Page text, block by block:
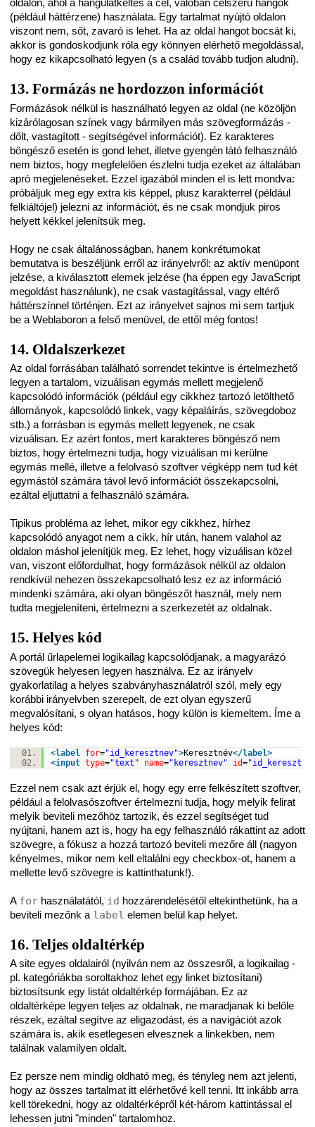
oldalon, ahol a hangulatkeltés a cél, valóban célszerű hangok
(például háttérzene) használata. Egy tartalmat nyújtó oldalon
viszont nem, sőt, zavaró is lehet. Ha az oldal hangot bocsát ki,
akkor is gondoskodjunk róla egy könnyen elérhető megoldással,
hogy ez kikapcsolható legyen (s a család tovább tudjon aludni).
13. Formázás ne hordozzon információt
Formázások nélkül is használható legyen az oldal (ne közöljön
kizárólagosan színek vagy bármilyen más szövegformázás -
dőlt, vastagított - segítségével információt). Ez karakteres
böngésző esetén is gond lehet, illetve gyengén látó felhasználó
nem biztos, hogy megfelelően észlelni tudja ezeket az általában
apró megjelenéseket. Ezzel igazából minden el is lett mondva:
próbáljuk meg egy extra kis képpel, plusz karakterrel (például
felkiáltójel) jelezni az információt, és ne csak mondjuk piros
helyett kékkel jelenítsük meg.
Hogy ne csak általánosságban, hanem konkrétumokat
bemutatva is beszéljünk erről az irányelvről: az aktív menüpont
jelzése, a kiválasztott elemek jelzése (ha éppen egy JavaScript
megoldást használunk), ne csak vastagítással, vagy eltérő
háttérszínnel történjen. Ezt az irányelvet sajnos mi sem tartjuk
be a Weblaboron a felső menüvel, de ettől még fontos!
14. Oldalszerkezet
Az oldal forrásában található sorrendet tekintve is értelmezhető
legyen a tartalom, vizuálisan egymás mellett megjelenő
kapcsolódó információk (például egy cikkhez tartozó letölthető
állományok, kapcsolódó linkek, vagy képaláírás, szövegdoboz
stb.) a forrásban is egymás mellett legyenek, ne csak
vizuálisan. Ez azért fontos, mert karakteres böngésző nem
biztos, hogy értelmezni tudja, hogy vizuálisan mi kerülne
egymás mellé, illetve a felolvasó szoftver végképp nem tud két
egymástól számára távol levő információt összekapcsolni,
ezáltal eljuttatni a felhasználó számára.
Tipikus probléma az lehet, mikor egy cikkhez, hírhez
kapcsolódó anyagot nem a cikk, hír után, hanem valahol az
oldalon máshol jelenítjük meg. Ez lehet, hogy vizuálisan közel
van, viszont előfordulhat, hogy formázások nélkül az oldalon
rendkívül nehezen összekapcsolható lesz ez az információ
mindenki számára, aki olyan böngészőt használ, mely nem
tudta megjeleníteni, értelmezni a szerkezetét az oldalnak.
15. Helyes kód
A portál űrlapelemei logikailag kapcsolódjanak, a magyarázó
szövegük helyesen legyen használva. Ez az irányelv
gyakorlatilag a helyes szabványhasználatról szól, mely egy
korábbi irányelvben szerepelt, de ezt olyan egyszerű
megvalósítani, s olyan hatásos, hogy külön is kiemeltem. Íme a
helyes kód:
<label for="id_keresztnev">Keresztnév</label>
<input type="text" name="keresztnev" id=
Ezzel nem csak azt érjük el, hogy egy erre felkészített szoftver,
például a felolvasószoftver értelmezni tudja, hogy melyik felirat
melyik beviteli mezőhöz tartozik, és ezzel segítséget tud
nyújtani, hanem azt is, hogy ha egy felhasználó rákattint az adott
szövegre, a fókusz a hozzá tartozó beviteli mezőre áll (nagyon
kényelmes, mikor nem kell eltalálni egy checkbox-ot, hanem a
mellette levő szövegre is kattinthatunk!).
A for használatától, id hozzárendelésétől eltekinthetünk, ha a
beviteli mezőnk a label elemen belül kap helyet.
16. Teljes oldaltérkép
A site egyes oldalairól (nyilván nem az összesről, a logikailag -
pl. kategóriákba soroltakhoz lehet egy linket biztosítani)
biztosítsunk egy listát oldaltérkép formájában. Ez az
oldaltérképe legyen teljes az oldalnak, ne maradjanak ki belőle
részek, ezáltal segítve az eligazodást, és a navigációt azok
számára is, akik esetlegesen elvesznek a linkekben, nem
találnak valamilyen oldalt.
Ez persze nem mindig oldható meg, és tényleg nem azt jelenti,
hogy az összes tartalmat itt elérhetővé kell tenni. Itt inkább arra
kell törekedni, hogy az oldaltérképről két-három kattintással el
lehessen jutni "minden" tartalomhoz.